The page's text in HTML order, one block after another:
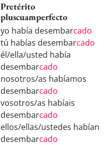
Pretérito
pluscuamperfecto
yo había desembarcado
tú habías desembarcado
él/ella/usted había
desembarcado
nosotros/as habíamos
desembarcado
vosotros/as habíais
desembarcado
ellos/ellas/ustedes habían
desembarcado